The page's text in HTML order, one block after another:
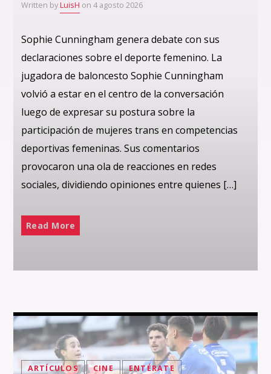
Written byLuisH on 4 agosto 2026
Sophie Cunningham genera debate con sus
declaraciones sobre el deporte femenino. La
jugadora de baloncesto Sophie Cunningham
volvió a estar en el centro de la conversación
luego de expresar su postura sobre la
participación de mujeres trans en competencias
deportivas femeninas. Sus comentarios
provocaron una ola de reacciones en redes
sociales, dividiendo opiniones entre quienes […]
Read More
ARTÍCULOS CINE
ENTÉRATE